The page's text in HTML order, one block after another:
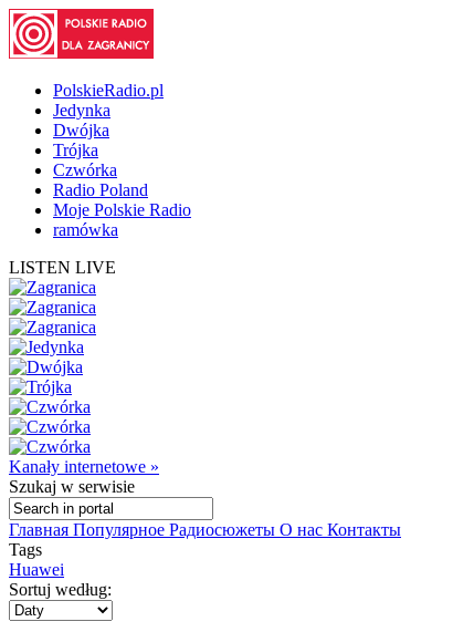
PolskieRadio.pl
Jedynka
Dwójka
Trójka
Czwórka
Radio Poland
Moje Polskie Radio
ramówka
LISTEN LIVE
Kanały internetowe »
Szukaj w serwisie
Главная Популярное Радиосюжеты О нас Контакты
Tags
Huawei
Sortuj według: